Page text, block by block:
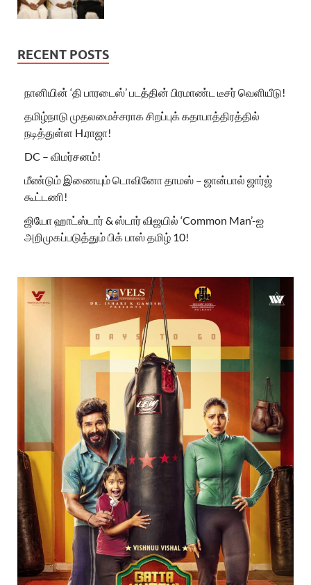
RECENT POSTS
நானியின் ‘தி பாரடைஸ்’ படத்தின் பிரமாண்ட டீசர் வெளியீடு!
தமிழ்நாடு முதலமைச்சராக சிறப்புக் கதாபாத்திரத்தில்
நடித்துள்ள H.ராஜா!
DC – விமர்சனம்!
மீண்டும் இணையும் டொவினோ தாமஸ் – ஜான்பால் ஜார்ஜ்
கூட்டணி!
ஜியோ ஹாட்ஸ்டார் & ஸ்டார் விஜயில் ‘Common Man’-ஐ
அறிமுகப்படுத்தும் பிக் பாஸ் தமிழ் 10!